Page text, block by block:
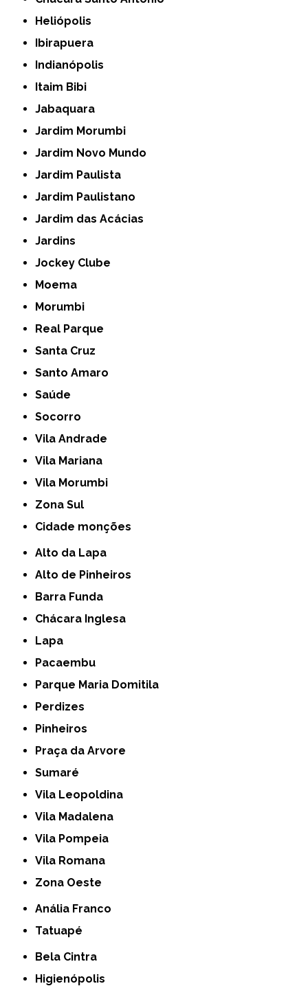
Heliópolis
Ibirapuera
Indianópolis
Itaim Bibi
Jabaquara
Jardim Morumbi
Jardim Novo Mundo
Jardim Paulista
Jardim Paulistano
Jardim das Acácias
Jardins
Jockey Clube
Moema
Morumbi
Real Parque
Santa Cruz
Santo Amaro
Saúde
Socorro
Vila Andrade
Vila Mariana
Vila Morumbi
Zona Sul
cidade monções
Alto da Lapa
Alto de Pinheiros
Barra Funda
Chácara Inglesa
Lapa
Pacaembu
Parque Maria Domitila
Perdizes
Pinheiros
Praça da Arvore
Sumaré
Vila Leopoldina
Vila Madalena
Vila Pompeia
Vila Romana
Zona Oeste
Anália Franco
Tatuapé
Bela Cintra
Higienópolis